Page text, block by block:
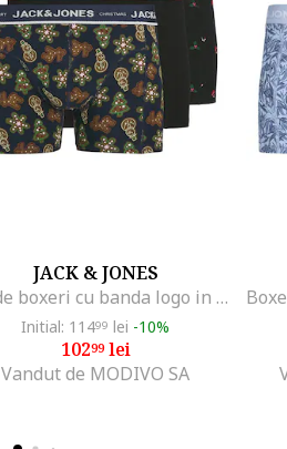
JACK & JONES
Set de boxeri cu banda logo in talie - 3 perechi, Verde/Negru/Maro
Initial: 11499 lei -10%
10299lei
Vandut de MODIVO SA